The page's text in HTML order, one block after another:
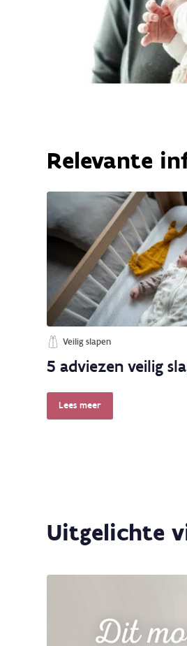
Relevante
Veilig slapen
5 adviezen veilig
Lees meer
Uitgelichte